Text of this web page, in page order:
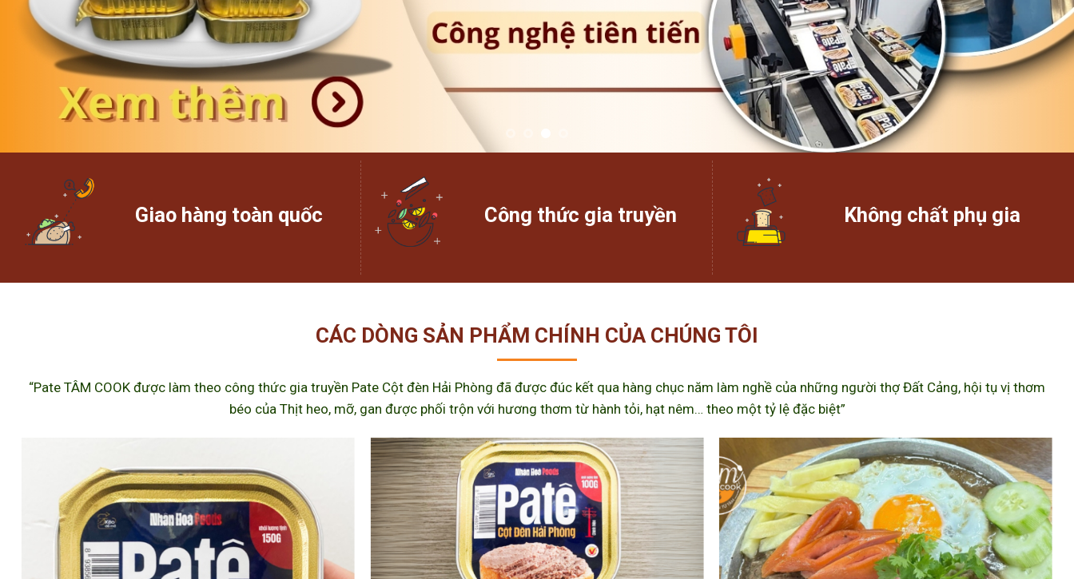
Giao hàng toàn quốc Công thức gia truyền Không chất phụ gia
CÁC DÒNG SẢN PHẨM CHÍNH CỦA CHÚNG TÔI
“Pate TÂM COOK được làm theo công thức gia truyền Pate Cột đèn Hải Phòng đã được đúc kết qua hàng chục năm làm nghề của những người thợ Đất Cảng, hội tụ vị thơm
béo của Thịt heo, mỡ, gan được phối trộn với hương thơm từ hành tỏi, hạt nêm… theo một tỷ lệ đặc biệt”